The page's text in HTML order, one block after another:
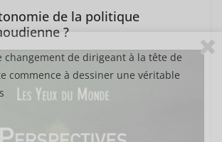
de la politique
?
changement de dirigeant à la tête de
commence à dessiner une véritable